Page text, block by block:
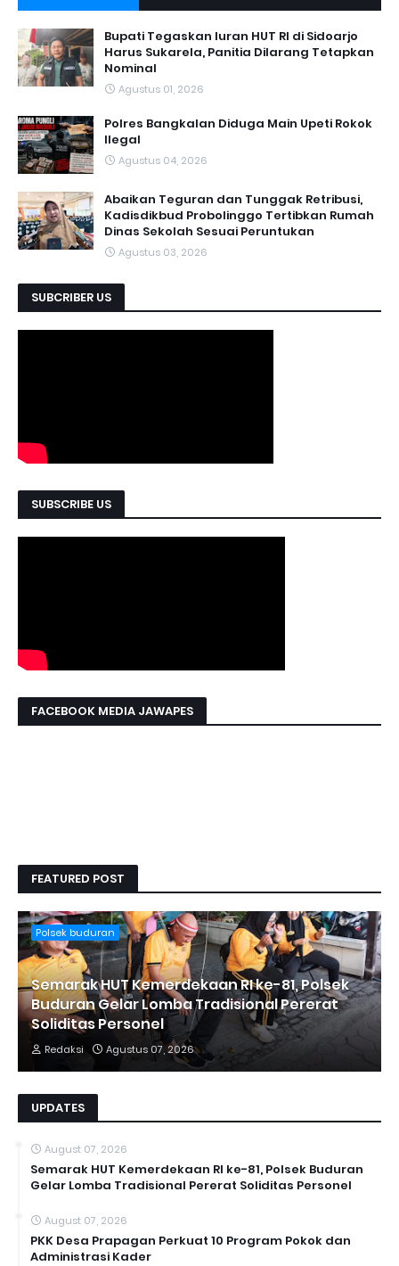
Bupati Tegaskan Iuran HUT RI di Sidoarjo
Harus Sukarela, Panitia Dilarang Tetapkan
Nominal
Agustus 01, 2026
Polres Bangkalan Diduga Main Upeti Rokok
Ilegal
Agustus 04, 2026
Abaikan Teguran dan Tunggak Retribusi,
Kadisdikbud Probolinggo Tertibkan Rumah
Dinas Sekolah Sesuai Peruntukan
Agustus 03, 2026
SUBCRIBER US
SUBSCRIBE US
FACEBOOK MEDIA JAWAPES
FEATURED POST
Polsek buduran
Semarak HUT Kemerdekaan RI ke-81, Polsek
Buduran Gelar Lomba Tradisional Pererat
Soliditas Personel
Redaksi Agustus 07, 2026
UPDATES
August 07, 2026
Semarak HUT Kemerdekaan RI ke-81, Polsek Buduran
Gelar Lomba Tradisional Pererat Soliditas Personel
August 07, 2026
PKK Desa Prapagan Perkuat 10 Program Pokok dan
Administrasi Kader